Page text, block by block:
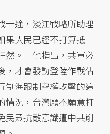
一途，淡江戰略所助理
果人民已經不打算抵
然。」他指出，共軍必
，才會發動登陸作戰佔
制海跟制空權攻擊的這
情況，台灣願不願意打
民眾抗敵意識遭中共削